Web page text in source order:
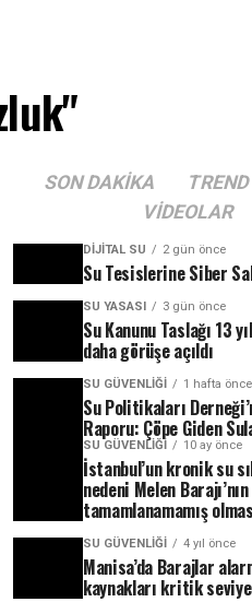
SON DAKIKA
VIDEOLAR
DIJITAL SU 2 gün önce
Su Tesislerine Siber
SU YASASI 3 gün önce
Su Kanunu Taslağı 13
daha görüşe açıldı
SU GÜVENLIĞI 1 hafta önce
Su Politikaları
Raporu: Çöpe Giden
SU GÜVENLIĞI 10 ay önce
İstanbul’un kronik su
nedeni Melen Barajı’nın
tamamlanamamış
SU GÜVENLIĞI 4 yıl önce
Manisa’da Barajlar
kaynakları kritik